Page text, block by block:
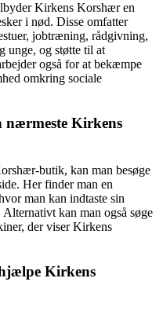
Kirkens Korshær en
i nød. Disse omfatter
jobtræning, rådgivning,
unge, og støtte til at
også for at bekæmpe
omkring sociale
nærmeste Kirkens
butik, kan man besøge
Her finder man en
man kan indtaste sin
kan man også søge
der viser Kirkens
Kirkens